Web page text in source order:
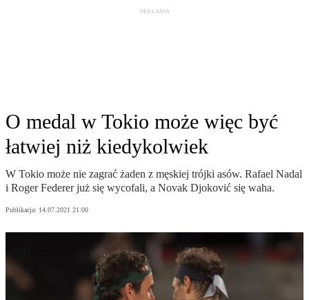
O medal w Tokio może więc być
łatwiej niż kiedykolwiek
W Tokio może nie zagrać żaden z męskiej trójki asów. Rafael Nadal
i Roger Federer już się wycofali, a Novak Djoković się waha.
Publikacja: 14.07.2021 21:00